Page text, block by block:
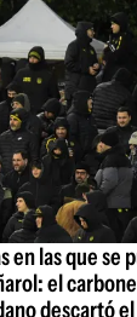
en las que
el
descartó